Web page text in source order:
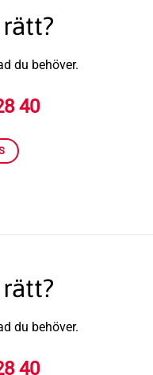
du behöver.
40
du behöver.
40